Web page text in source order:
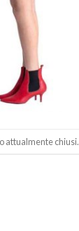
attualmente chiusi.